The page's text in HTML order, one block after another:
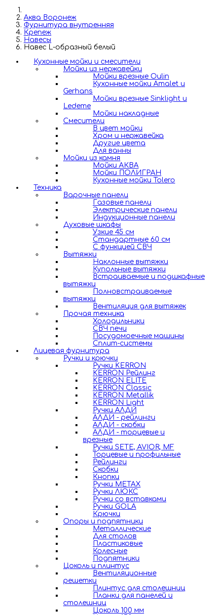
Аква Воронеж
Фурнитура внутренняя
Крепеж
Навесы
Навес L-образный белый
Кухонные мойки и смесители
Мойки из нержавейки
Мойки врезные Oulin
Кухонные мойки Amalet и
Gerhans
Мойки врезные Sinklight и
Ledeme
Мойки накладные
Смесители
В цвет мойки
Хром и нержавейка
Другие цвета
Для ванны
Мойки из камня
Мойки АКВА
Мойки ПОЛИГРАН
Кухонные мойки Tolero
Техника
Варочные панели
Газовые панели
Электрические панели
Индукционные панели
Духовые шкафы
Узкие 45 см
Стандартные 60 см
С функцией СВЧ
Вытяжки
Наклонные вытяжки
Купольные вытяжки
Встраиваемые и подшкафные
вытяжки
Полновстраиваемые
вытяжки
Вентиляция для вытяжек
Прочая техника
Холодильники
СВЧ печи
Посудомоечные машины
Сплит-системы
Лицевая фурнитура
Ручки и крючки
Ручки KERRON
KERRON Рейлинг
KERRON ELITE
KERRON Classic
KERRON Metallik
KERRON Light
Ручки АЛДИ
АЛДИ - рейлинги
АЛДИ - скобки
АЛДИ - торцевые и
врезные
Ручки SETE, AVIOR, MF
Торцевые и профильные
Рейлинги
Скобки
Кнопки
Ручки METAX
Ручки ЛЮКС
Ручки со вставками
Ручки GOLA
Крючки
Опоры и подпятники
Металлические
Для столов
Пластиковые
Колесные
Подпятники
Цоколь и плинтус
Вентиляционные
решетки
Плинтус для столешниц
Планки для панелей и
столешниц
Цоколь 100 мм